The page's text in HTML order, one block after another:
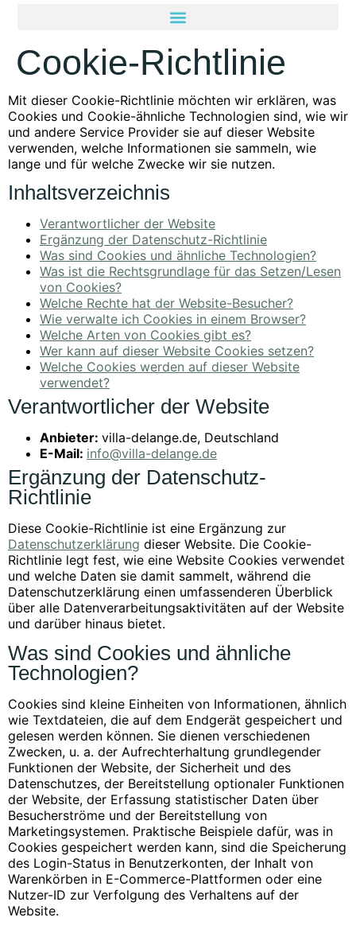
Cookie-Richtlinie
Mit dieser Cookie-Richtlinie möchten wir erklären, was
Cookies und Cookie-ähnliche Technologien sind, wie wir
und andere Service Provider sie auf dieser Website
verwenden, welche Informationen sie sammeln, wie
lange und für welche Zwecke wir sie nutzen.
Inhaltsverzeichnis
Verantwortlicher der Website
Ergänzung der Datenschutz-Richtlinie
Was sind Cookies und ähnliche Technologien?
Was ist die Rechtsgrundlage für das Setzen/Lesen
von Cookies?
Welche Rechte hat der Website-Besucher?
Wie verwalte ich Cookies in einem Browser?
Welche Arten von Cookies gibt es?
Wer kann auf dieser Website Cookies setzen?
Welche Cookies werden auf dieser Website
verwendet?
Verantwortlicher der Website
Anbieter: villa-delange.de, Deutschland
E-Mail: info@villa-delange.de
Ergänzung der Datenschutz-
Richtlinie
Diese Cookie-Richtlinie ist eine Ergänzung zur
Datenschutzerklärung dieser Website. Die Cookie-
Richtlinie legt fest, wie eine Website Cookies verwendet
und welche Daten sie damit sammelt, während die
Datenschutzerklärung einen umfassenderen Überblick
über alle Datenverarbeitungsaktivitäten auf der Website
und darüber hinaus bietet.
Was sind Cookies und ähnliche
Technologien?
Cookies sind kleine Einheiten von Informationen, ähnlich
wie Textdateien, die auf dem Endgerät gespeichert und
gelesen werden können. Sie dienen verschiedenen
Zwecken, u. a. der Aufrechterhaltung grundlegender
Funktionen der Website, der Sicherheit und des
Datenschutzes, der Bereitstellung optionaler Funktionen
der Website, der Erfassung statistischer Daten über
Besucherströme und der Bereitstellung von
Marketingsystemen. Praktische Beispiele dafür, was in
Cookies gespeichert werden kann, sind die Speicherung
des Login-Status in Benutzerkonten, der Inhalt von
Warenkörben in E-Commerce-Plattformen oder eine
Nutzer-ID zur Verfolgung des Verhaltens auf der
Website.